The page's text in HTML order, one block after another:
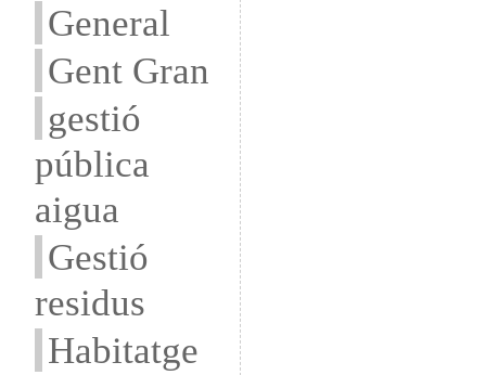
General
Gent Gran
gestió
pública
aigua
Gestió
residus
Habitatge